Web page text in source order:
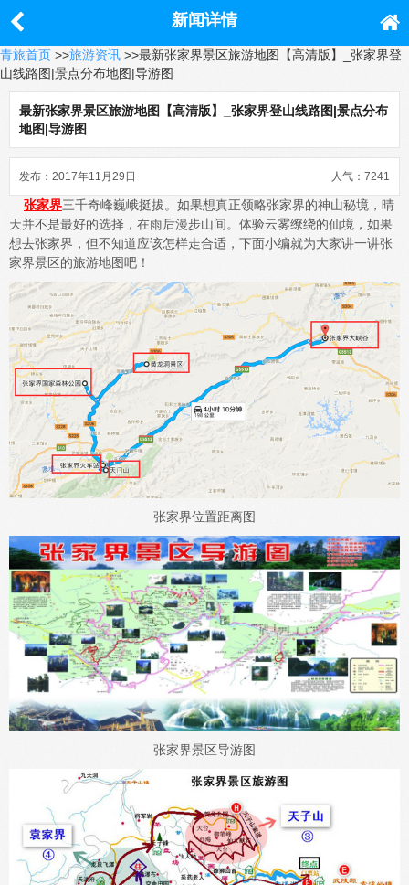
新闻详情
青旅首页 >>旅游资讯 >>最新张家界景区旅游地图【高清版】_张家界登
山线路图|景点分布地图|导游图
最新张家界景区旅游地图【高清版】_张家界登山线路图|景点分布
地图|导游图
人气：7241
发布：2017年11月29日
张家界三千奇峰巍峨挺拔。如果想真正领略张家界的神山秘境，晴
天并不是最好的选择，在雨后漫步山间。体验云雾缭绕的仙境，如果
想去张家界，但不知道应该怎样走合适，下面小编就为大家讲一讲张
家界景区的旅游地图吧！
张家界位置距离图
张家界景区导游图